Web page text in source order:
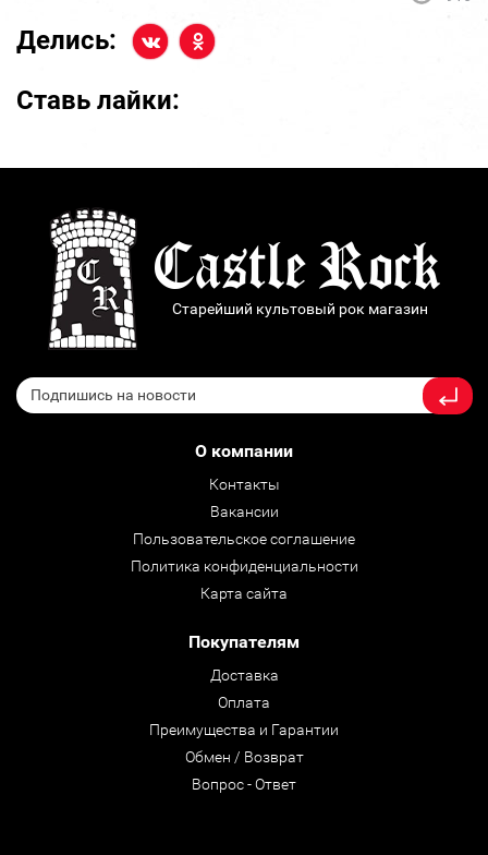
Делись:
Ставь лайки:
Старейший культовый рок магазин
О компании
Контакты
Вакансии
Пользовательское соглашение
Политика конфиденциальности
Карта сайта
Покупателям
Доставка
Оплата
Преимущества и Гарантии
Обмен / Возврат
Вопрос - Ответ